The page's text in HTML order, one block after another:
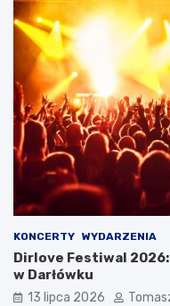
KONCERTY WYDARZENIA
Dirlove Festiwal
w Darłówku
13 lipca 2026